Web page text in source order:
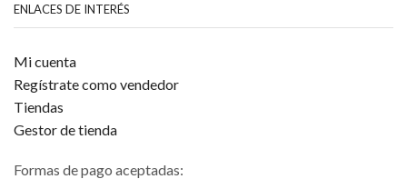
ENLACES DE INTERÉS
Mi cuenta
Regístrate como vendedor
Tiendas
Gestor de tienda
Formas de pago aceptadas: